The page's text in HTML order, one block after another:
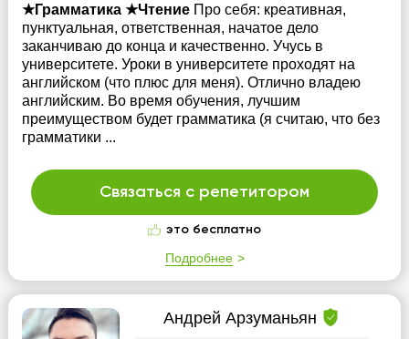
★Грамматика ★Чтение Про себя: креативная,
пунктуальная, ответственная, начатое дело
заканчиваю до конца и качественно. Учусь в
университете. Уроки в университете проходят на
английском (что плюс для меня). Отлично владею
английским. Во время обучения, лучшим
преимуществом будет грамматика (я считаю, что без
грамматики ...
Связаться с репетитором
это бесплатно
Подробнее
Андрей Арзуманьян